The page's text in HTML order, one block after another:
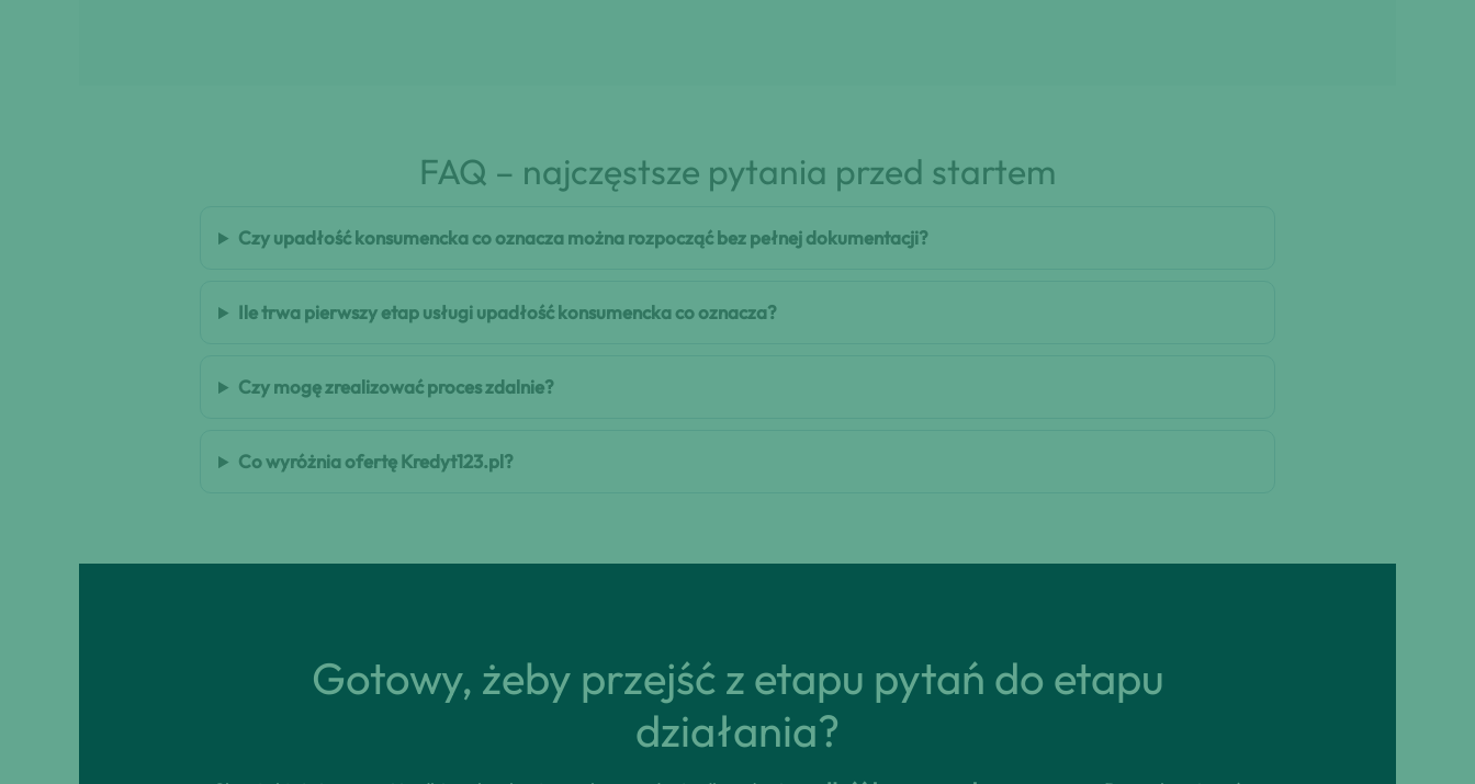
FAQ – najczęstsze pytania przed startem
Czy upadłość konsumencka co oznacza można rozpocząć bez pełnej dokumentacji?
Ile trwa pierwszy etap usługi upadłość konsumencka co oznacza?
Czy mogę zrealizować proces zdalnie?
Co wyróżnia ofertę Kredyt123.pl?
Gotowy, żeby przejść z etapu pytań do etapu
działania?